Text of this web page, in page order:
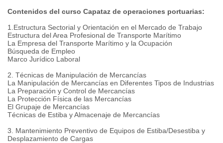
Contenidos del curso Capataz de operaciones portuarias:
1.Estructura Sectorial y Orientación en el Mercado de Trabajo
Estructura del Area Profesional de Transporte Marítimo
La Empresa del Transporte Marítimo y la Ocupación
Búsqueda de Empleo
Marco Jurídico Laboral
2. Técnicas de Manipulación de Mercancías
La Manipulación de Mercancías en Diferentes Tipos de Industrias
La Preparación y Control de Mercancías
La Protección Física de las Mercancías
El Grupaje de Mercancías
Técnicas de Estiba y Almacenaje de Mercancías
3. Mantenimiento Preventivo de Equipos de Estiba/Desestiba y
Desplazamiento de Cargas